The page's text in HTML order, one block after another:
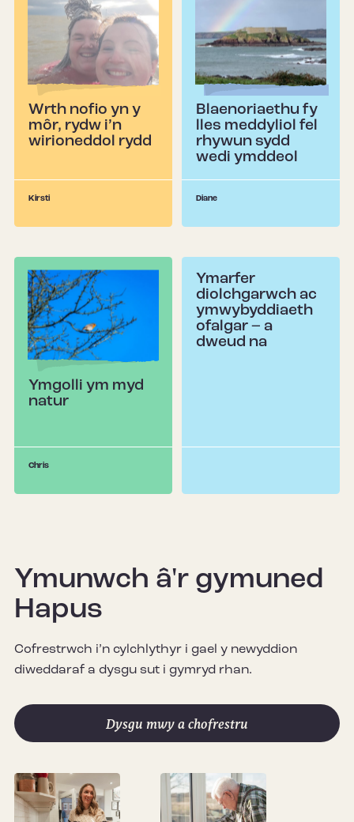
Wrth nofio yn y
môr, rydw i’n
wirioneddol rydd
Kirsti
Blaenoriaethu fy
lles meddyliol fel
rhywun sydd
wedi ymddeol
Diane
Ymgolli ym myd
natur
Chris
Ymarfer
diolchgarwch ac
ymwybyddiaeth
ofalgar – a
dweud na
Ymunwch â'r gymuned
Hapus
Cofrestrwch i’n cylchlythyr i gael y newyddion
diweddaraf a dysgu sut i gymryd rhan.
Dysgu mwy a chofrestru